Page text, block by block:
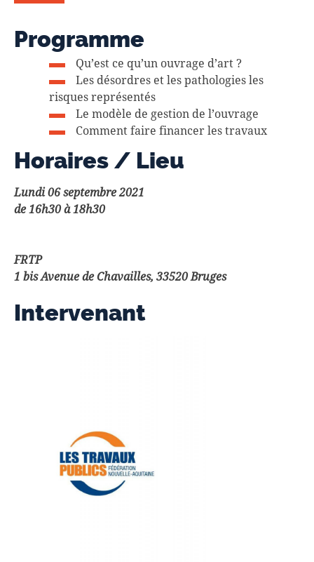
Programme
Qu’est ce qu’un ouvrage d’art ?
Les désordres et les pathologies les
risques représentés
Le modèle de gestion de l’ouvrage
Comment faire financer les travaux
Horaires / Lieu
Lundi 06 septembre 2021
de 16h30 à 18h30
FRTP
1 bis Avenue de Chavailles, 33520 Bruges
Intervenant